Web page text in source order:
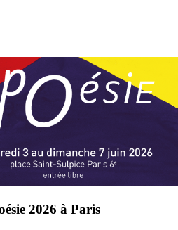
2026 à Paris